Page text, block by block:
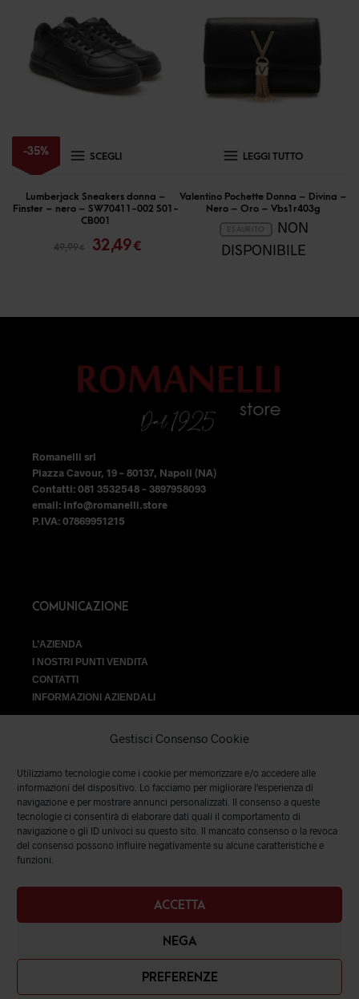
Gestisci Consenso Cookie
Utilizziamo tecnologie come i cookie per memorizzare e/o accedere alle
informazioni del dispositivo. Lo facciamo per migliorare l'esperienza di
navigazione e per mostrare annunci personalizzati. Il consenso a queste
tecnologie ci consentirà di elaborare dati quali il comportamento di
navigazione o gli ID univoci su questo sito. Il mancato consenso o la revoca
del consenso possono influire negativamente su alcune caratteristiche e
funzioni.
ACCETTA
NEGA
PREFERENZE
-35% SCEGLI
ha
varianti.
nella
del
Lumberjack Sneakers donna –
Finster – nero – SW70411-002 S01-
CB001
49,99€
Il
prezzo
32,49€prezzo
LEGGI TUTTO
Valentino Pochette Donna – Divina –
Nero – Oro – Vbs1r403g
NON
DISPONIBILE
Romanelli srl
Piazza Cavour, 19 – 80137, Napoli (NA)
Contatti: 081 3532548 – 3897958093
email: info@romanelli.store
P.IVA: 07869951215
COMUNICAZIONE
L’AZIENDA
I NOSTRI PUNTI VENDITA
CONTATTI
INFORMAZIONI AZIENDALI
VENDITA
SPEDIZIONI E RESI |TERMINI E CONDIZIONI|PRIVACY &
COOKIES